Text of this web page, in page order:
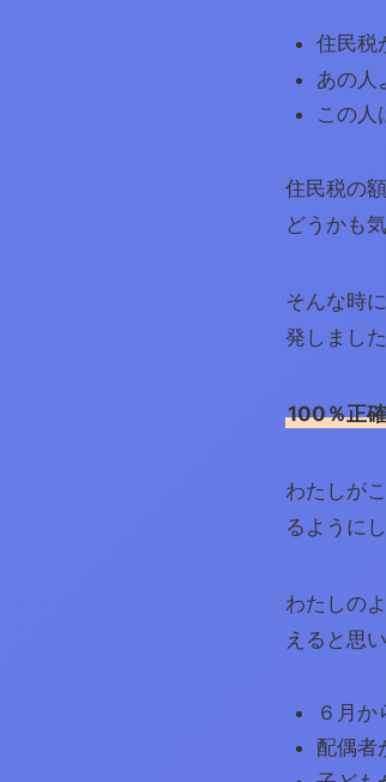
住民税
あの人
この人
住民税の
どうかも
そんな時に
発しました
100％正
わたしが
るように
わたしの
えると思
６月か
配偶者